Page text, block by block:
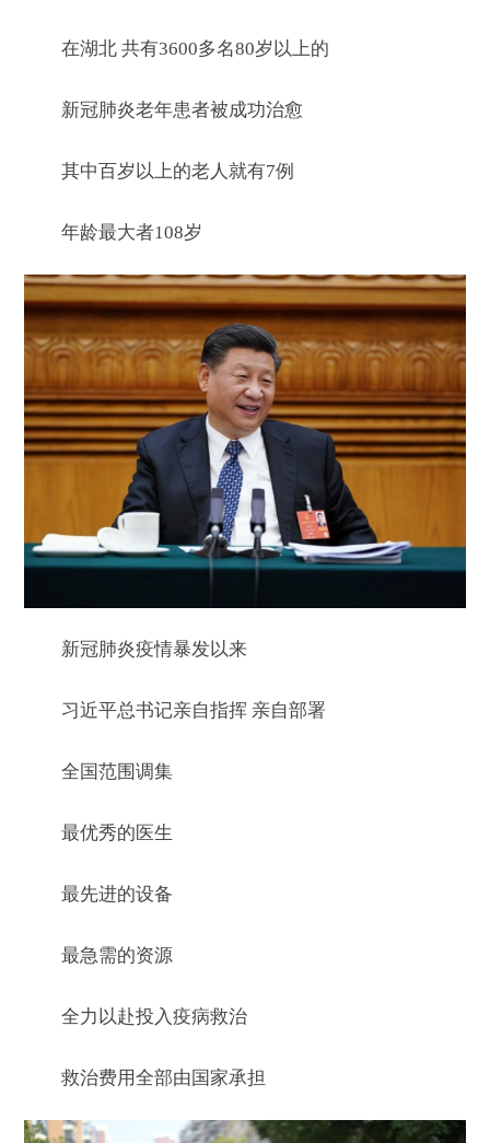
在湖北 共有3600多名80岁以上的
新冠肺炎老年患者被成功治愈
其中百岁以上的老人就有7例
年龄最大者108岁
新冠肺炎疫情暴发以来
习近平总书记亲自指挥 亲自部署
全国范围调集
最优秀的医生
最先进的设备
最急需的资源
全力以赴投入疫病救治
救治费用全部由国家承担